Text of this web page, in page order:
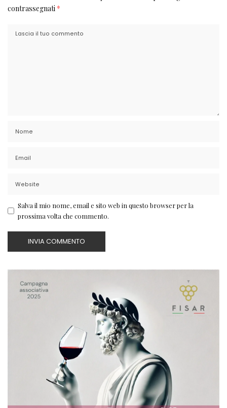
contrassegnati *
Salva il mio nome, email e sito web in questo browser per la
prossima volta che commento.